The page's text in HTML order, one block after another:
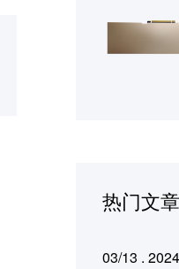
热门文章
03/13 . 2024